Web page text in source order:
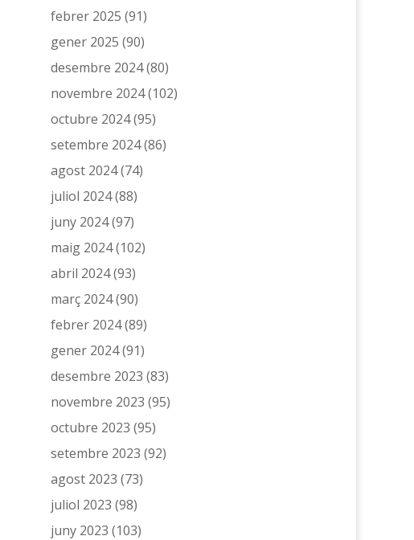
febrer 2025 (91)
gener 2025 (90)
desembre 2024(80)
novembre 2024(102)
octubre 2024(95)
setembre 2024(86)
agost 2024(74)
juliol 2024(88)
juny 2024(97)
maig 2024(102)
abril 2024(93)
març 2024(90)
febrer 2024(89)
gener 2024(91)
desembre 2023 (83)
novembre 2023 (95)
octubre 2023 (95)
setembre 2023 (92)
agost 2023 (73)
juliol 2023 (98)
juny 2023 (103)